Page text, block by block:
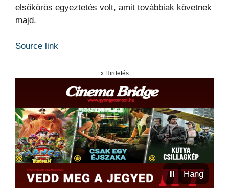
elsőkörös egyeztetés volt, amit továbbiak követnek
majd.
Source link
x Hirdetés
⏸ Hang